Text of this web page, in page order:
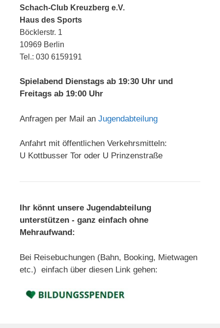
Schach-Club Kreuzberg e.V.
Haus des Sports
Böcklerstr. 1
10969 Berlin
Tel.: 030 6159191
Spielabend Dienstags ab 19:30 Uhr und
Freitags ab 19:00 Uhr
Anfragen per Mail an Jugendabteilung
Anfahrt mit öffentlichen Verkehrsmitteln:
U Kottbusser Tor oder U Prinzenstraße
Ihr könnt unsere Jugendabteilung
unterstützen - ganz einfach ohne
Mehraufwand:
Bei Reisebuchungen (Bahn, Booking, Mietwagen
etc.) einfach über diesen Link gehen: